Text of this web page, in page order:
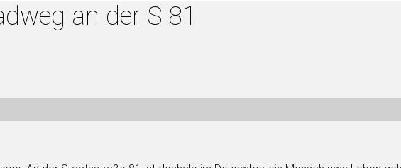
an der S 81